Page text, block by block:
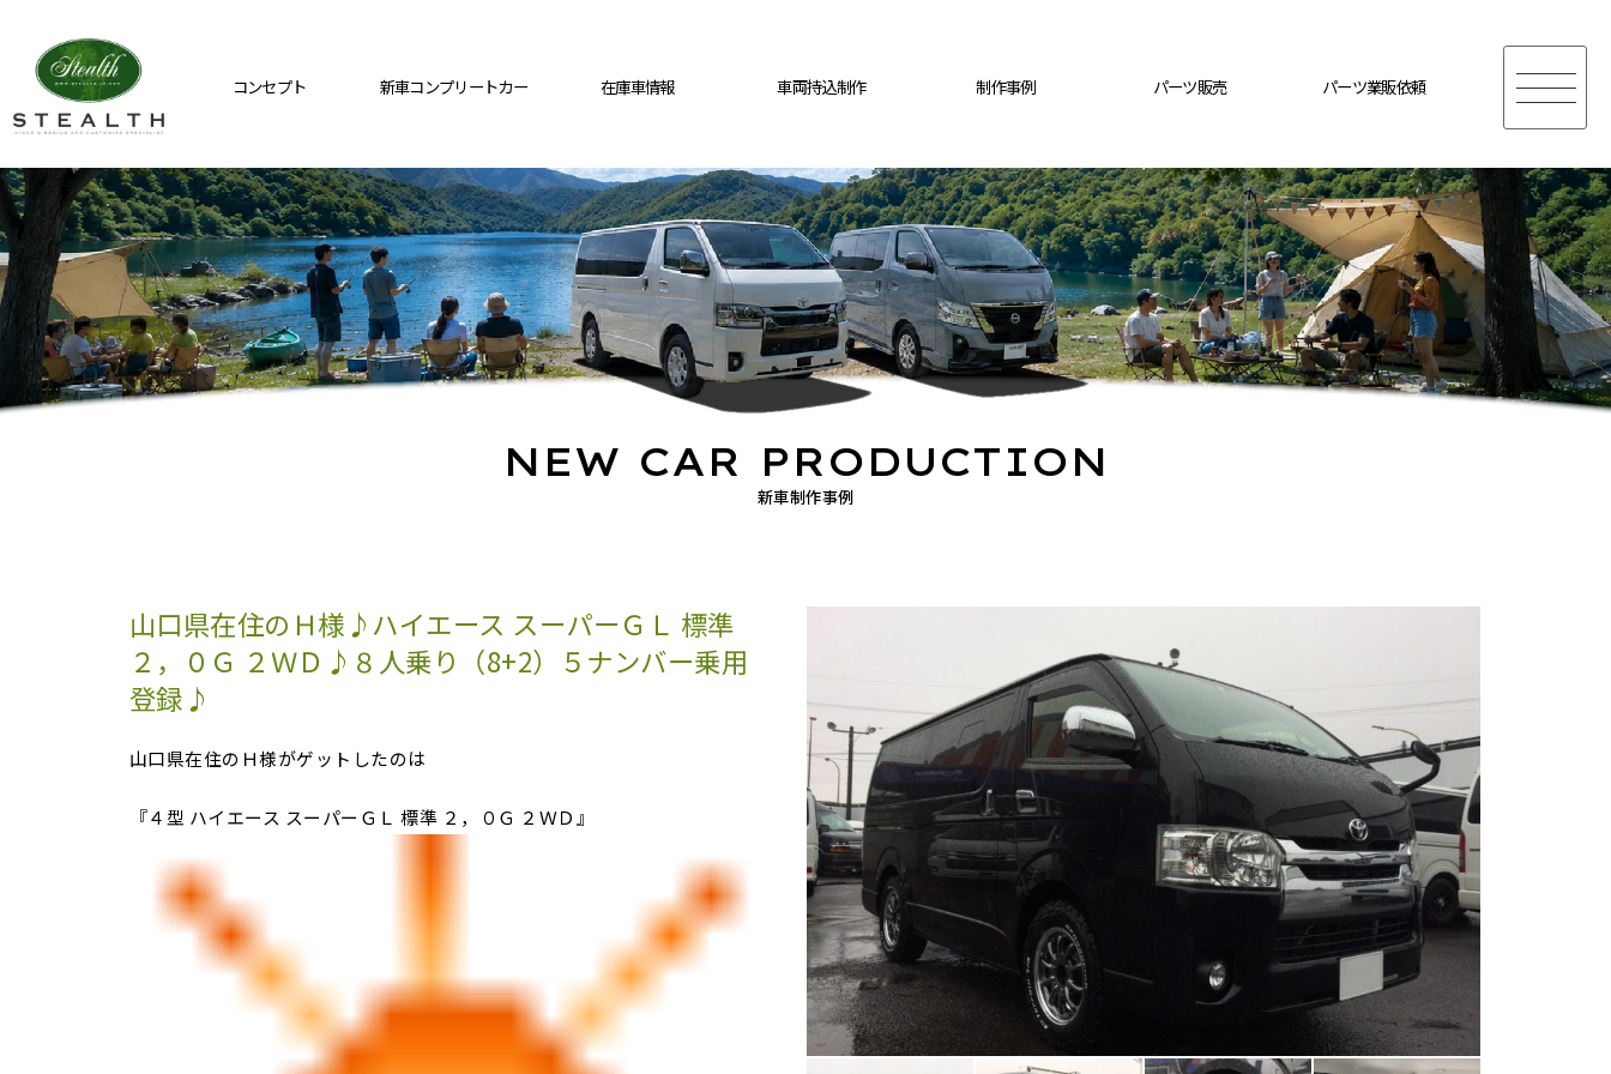
コンセプト 新車コンプリートカー 在庫車情報 車両持込制作 制作事例 パーツ販売 パーツ業販依頼
新車制作事例
NEW CAR PRODUCTION
山口県在住のＨ様♪ハイエース スーパーＧＬ 標準
２，０Ｇ ２ＷＤ♪８人乗り（8+2）５ナンバー乗用
登録♪
山口県在住のＨ様がゲットしたのは
『４型 ハイエース スーパーＧＬ 標準 ２，０Ｇ ２ＷＤ』